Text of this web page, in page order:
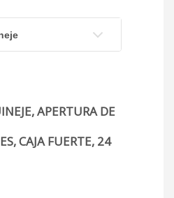
APERTURA DE
CAJA FUERTE, 24